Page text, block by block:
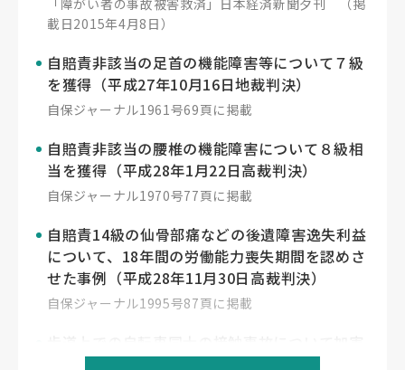
「障がい者の事故被害救済」日本経済新聞夕刊 （掲
載日2015年4月8日）
自賠責非該当の足首の機能障害等について７級
を獲得（平成27年10月16日地裁判決）
自保ジャーナル1961号69頁に掲載
自賠責非該当の腰椎の機能障害について８級相
当を獲得（平成28年1月22日高裁判決）
自保ジャーナル1970号77頁に掲載
自賠責14級の仙骨部痛などの後遺障害逸失利益
について、18年間の労働能力喪失期間を認めさ
せた事例（平成28年11月30日高裁判決）
自保ジャーナル1995号87頁に掲載
者の過失割合を７割とする判決を獲得（令和2